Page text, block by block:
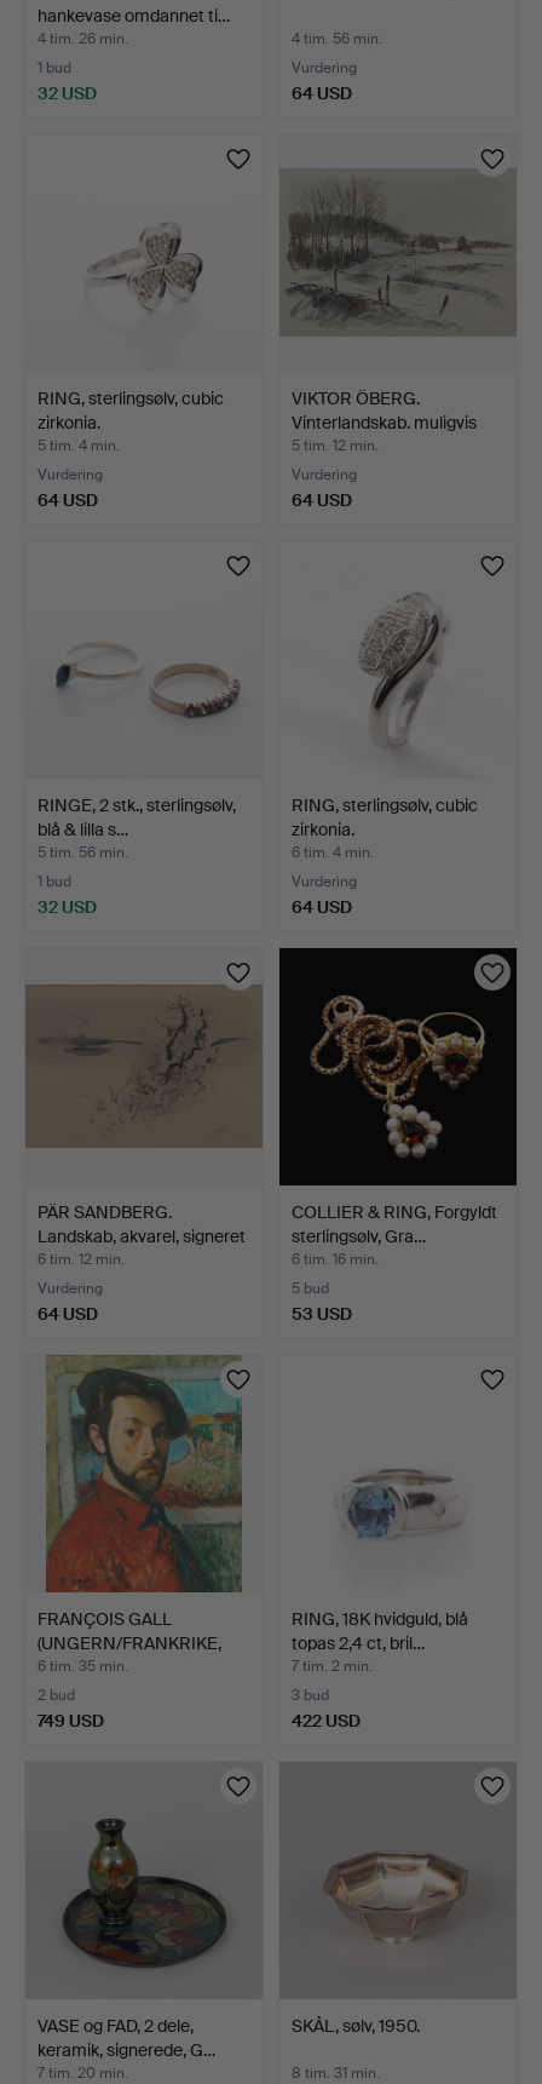
hankevase omdannet ti…
4 tim. 26 min.
1 bud
32 USD
4 tim. 56 min.
Vurdering
64 USD
RING, sterlingsølv, cubic
zirkonia.
5 tim. 4 min.
Vurdering
64 USD
VIKTOR ÖBERG.
Vinterlandskab. muligvis
akv…
5 tim. 12 min.
Vurdering
64 USD
RINGE, 2 stk., sterlingsølv,
blå & lilla s…
5 tim. 56 min.
1 bud
32 USD
RING, sterlingsølv, cubic
zirkonia.
6 tim. 4 min.
Vurdering
64 USD
PÄR SANDBERG.
Landskab, akvarel, signeret
…
6 tim. 12 min.
Vurdering
64 USD
COLLIER & RING, Forgyldt
sterlingsølv, Gra…
6 tim. 16 min.
5 bud
53 USD
FRANÇOIS GALL
(UNGERN/FRANKRIKE,
1912-1987…
6 tim. 35 min.
2 bud
749 USD
RING, 18K hvidguld, blå
topas 2,4 ct, bril…
7 tim. 2 min.
3 bud
422 USD
VASE og FAD, 2 dele,
keramik, signerede, G…
7 tim. 20 min.
SKÅL, sølv, 1950.
8 tim. 31 min.